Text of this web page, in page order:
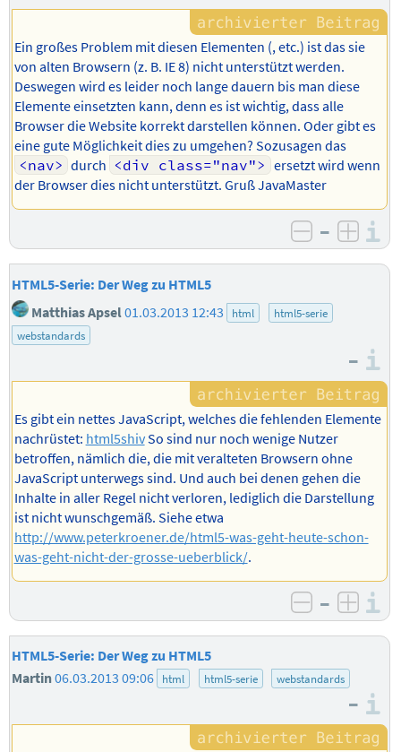
Ein großes Problem mit diesen Elementen (, etc.) ist das sie
von alten Browsern (z. B. IE 8) nicht unterstützt werden.
Deswegen wird es leider noch lange dauern bis man diese
Elemente einsetzten kann, denn es ist wichtig, dass alle
Browser die Website korrekt darstellen können. Oder gibt es
eine gute Möglichkeit dies zu umgehen? Sozusagen das
<nav> durch <div class="nav"> ersetzt wird wenn
der Browser dies nicht unterstützt. Gruß JavaMaster
negativ
–
HTML5-Serie: Der Weg zu HTML5
Matthias Apsel01.03.2013 12:43 html
html5-serie
webstandards
–
Es gibt ein nettes JavaScript, welches die fehlenden Elemente
nachrüstet: html5shivSo sind nur noch wenige Nutzer
betroffen, nämlich die, die mit veralteten Browsern ohne
JavaScript unterwegs sind. Und auch bei denen gehen die
Inhalte in aller Regel nicht verloren, lediglich die Darstellung
ist nicht wunschgemäß. Siehe etwa
http://www.peterkroener.de/html5-was-geht-heute-schon-
was-geht-nicht-der-grosse-ueberblick/.
negativ
–
HTML5-Serie: Der Weg zu HTML5
Martin06.03.2013 09:06 html html5-serie webstandards
–